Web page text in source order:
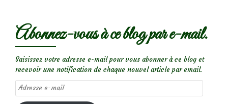
Abonnez-vous à ce blog par e-mail.
Saisissez votre adresse e-mail pour vous abonner à ce blog et
recevoir une notification de chaque nouvel article par email.
Adresse
e-